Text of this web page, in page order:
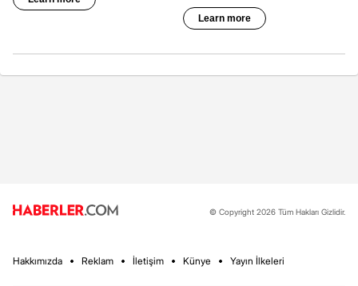
© Copyright 2026 Tüm Hakları Gizlidir.
Hakkımızda Reklam İletişim Künye Yayın İlkeleri